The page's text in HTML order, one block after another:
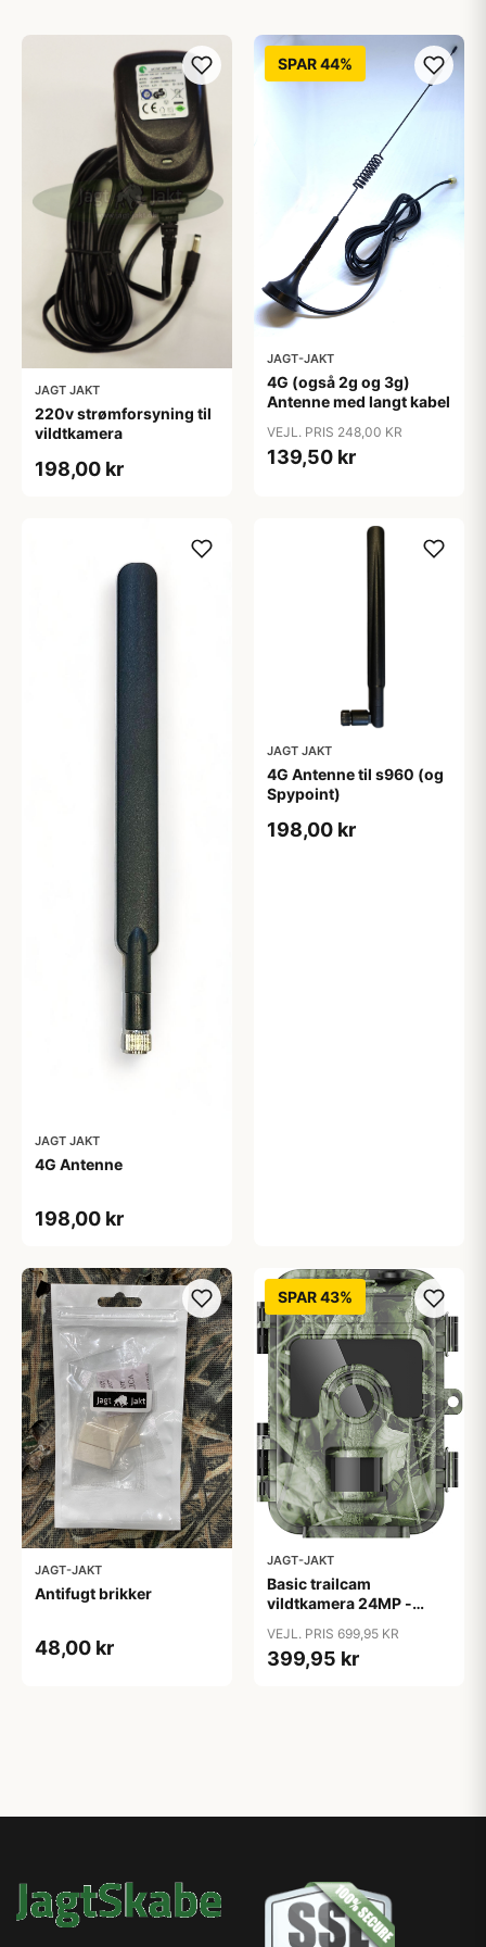
JAGT JAKT
220v strømforsyning til
vildtkamera
198,00 kr
SPAR 44%
JAGT-JAKT
4G (også 2g og 3g)
Antenne med langt kabel
VEJL. PRIS 248,00 KR
139,50 kr
JAGT JAKT
4G Antenne
198,00 kr
JAGT JAKT
4G Antenne til s960 (og
Spypoint)
198,00 kr
JAGT-JAKT
Antifugt brikker
48,00 kr
SPAR 43%
JAGT-JAKT
Basic trailcam
vildtkamera 24MP -
VEJL. PRIS 699,95 KR
399,95 kr